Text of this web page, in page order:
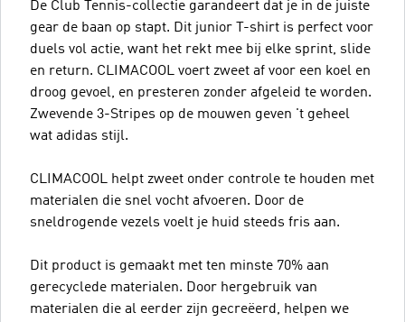
De Club Tennis-collectie garandeert dat je in de juiste
gear de baan op stapt. Dit junior T-shirt is perfect voor
duels vol actie, want het rekt mee bij elke sprint, slide
en return. CLIMACOOL voert zweet af voor een koel en
droog gevoel, en presteren zonder afgeleid te worden.
Zwevende 3-Stripes op de mouwen geven 't geheel
wat adidas stijl.
CLIMACOOL helpt zweet onder controle te houden met
materialen die snel vocht afvoeren. Door de
sneldrogende vezels voelt je huid steeds fris aan.
Dit product is gemaakt met ten minste 70% aan
gerecyclede materialen. Door hergebruik van
materialen die al eerder zijn gecreëerd, helpen we